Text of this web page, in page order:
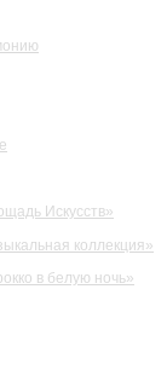
Искусств»
коллекция»
в белую ночь»